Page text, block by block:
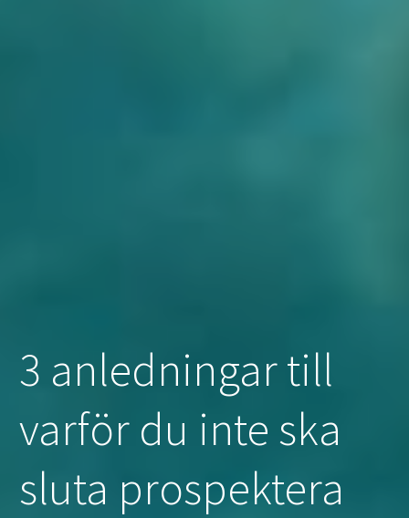
3 anledningar till
varför du inte ska
sluta prospektera